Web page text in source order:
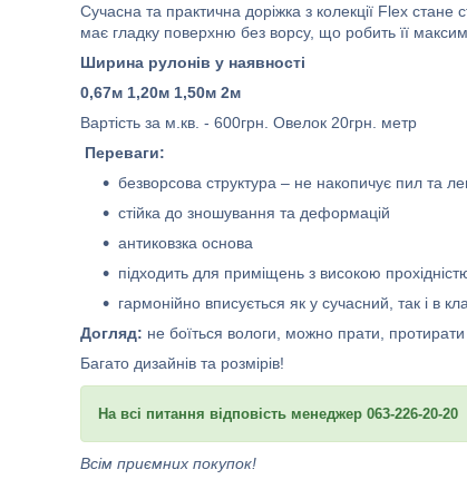
Сучасна та практична доріжка з колекції Flex
має гладку поверхню без ворсу, що робить її
Ширина рулонів у наявності
0,67м 1,20м 1,50м 2м
Вартість за м.кв. - 600грн. Овелок 20грн. метр
Переваги:
безворсова структура – не накопичує пил та
стійка до зношування та деформацій
антиковзка основа
підходить для приміщень з високою
гармонійно вписується як у сучасний, так і в
Догляд: не боїться вологи, можно прати,
Багато дизайнів та розмірів!
На всі питання відповість менеджер 063-226-20-20
Всім приємних покупок!